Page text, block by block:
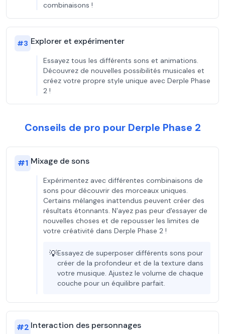
combinaisons !
#3 Explorer et expérimenter
Essayez tous les différents sons et animations.
Découvrez de nouvelles possibilités musicales et
créez votre propre style unique avec Derple Phase
2 !
Conseils de pro pour Derple Phase 2
#1 Mixage de sons
Expérimentez avec différentes combinaisons de
sons pour découvrir des morceaux uniques.
Certains mélanges inattendus peuvent créer des
résultats étonnants. N'ayez pas peur d'essayer de
nouvelles choses et de repousser les limites de
votre créativité dans Derple Phase 2 !
💡Essayez de superposer différents sons pour
créer de la profondeur et de la texture dans
votre musique. Ajustez le volume de chaque
couche pour un équilibre parfait.
#2 Interaction des personnages